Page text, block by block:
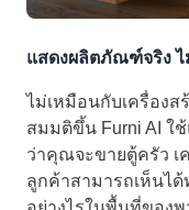
แสดงผลิตภัณฑ์จริง
ไม่เหมือนกับเครื่อง
สมมติขึ้น Furni AI
ว่าคุณจะขายตู้ครัว เ
ลูกค้าสามารถเห็นไ